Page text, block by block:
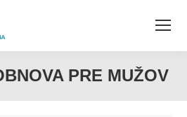
PRE MUŽOV